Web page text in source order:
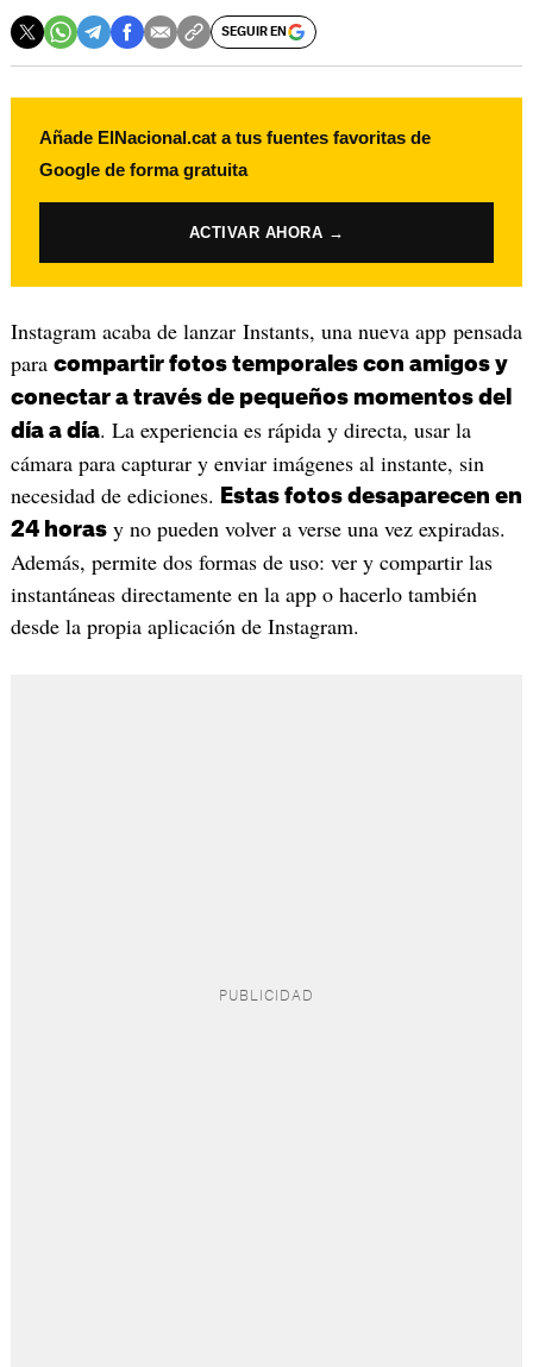
SEGUIR EN
Añade ElNacional.cat a tus fuentes favoritas de
Google de forma gratuita
ACTIVAR AHORA →
Instagram acaba de lanzar Instants, una nueva app pensada
para compartir fotos temporales con amigos y
conectar a través de pequeños momentos del
día a día. La experiencia es rápida y directa, usar la
cámara para capturar y enviar imágenes al instante, sin
necesidad de ediciones.
Estas fotos desaparecen en
24 horasy no pueden volver a verse una vez expiradas.
Además, permite dos formas de uso: ver y compartir las
instantáneas directamente en la app o hacerlo también
desde la propia aplicación de Instagram.